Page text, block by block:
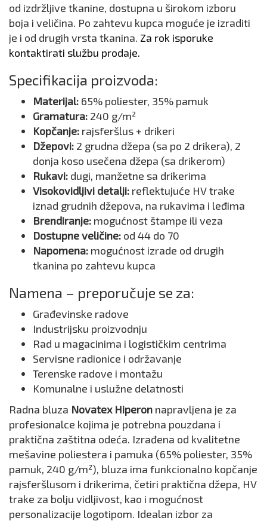
od izdržljive tkanine, dostupna u širokom izboru
boja i veličina. Po zahtevu kupca moguće je izraditi
je i od drugih vrsta tkanina. Za rok isporuke
kontaktirati službu prodaje.
Specifikacija proizvoda:
Materijal: 65% poliester, 35% pamuk
Gramatura: 240 g/m²
Kopčanje: rajsferšlus + drikeri
Džepovi: 2 grudna džepa (sa po 2 drikera), 2
donja koso usečena džepa (sa drikerom)
Rukavi: dugi, manžetne sa drikerima
Visokovidljivi detalji: reflektujuće HV trake
iznad grudnih džepova, na rukavima i leđima
Brendiranje: mogućnost štampe ili veza
Dostupne veličine: od 44 do 70
Napomena: mogućnost izrade od drugih
tkanina po zahtevu kupca
Namena – preporučuje se za:
Građevinske radove
Industrijsku proizvodnju
Rad u magacinima i logističkim centrima
Servisne radionice i održavanje
Terenske radove i montažu
Komunalne i uslužne delatnosti
Radna bluza Novatex Hiperon napravljena je za
profesionalce kojima je potrebna pouzdana i
praktična zaštitna odeća. Izrađena od kvalitetne
mešavine poliestera i pamuka (65% poliester, 35%
pamuk, 240 g/m²), bluza ima funkcionalno kopčanje
rajsferšlusom i drikerima, četiri praktična džepa, HV
trake za bolju vidljivost, kao i mogućnost
personalizacije logotipom. Idealan izbor za